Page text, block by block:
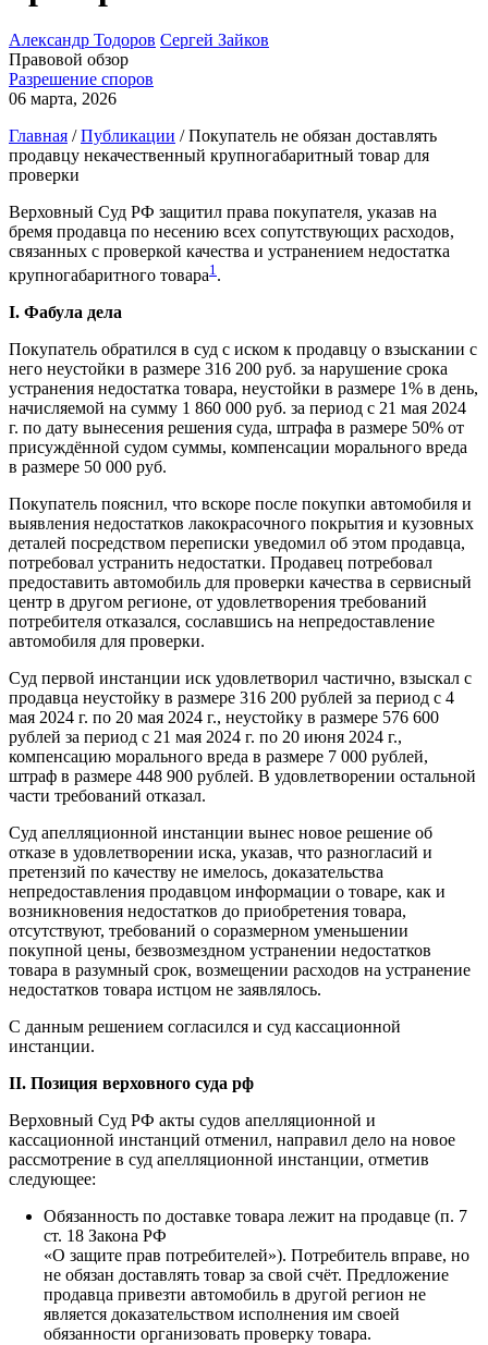
Александр Тодоров Сергей Зайков
Правовой обзор
Разрешение споров
06 марта, 2026
Главная /Публикации /Покупатель не обязан доставлять
продавцу некачественный крупногабаритный товар для
проверки
Верховный Суд РФ защитил права покупателя, указав на
бремя продавца по несению всех сопутствующих расходов,
связанных с проверкой качества и устранением недостатка
крупногабаритного товара1 .
I. Фабула дела
Покупатель обратился в суд с иском к продавцу о взыскании с
него неустойки в размере 316 200 руб. за нарушение срока
устранения недостатка товара, неустойки в размере 1% в день,
начисляемой на сумму 1 860 000 руб. за период с 21 мая 2024
г. по дату вынесения решения суда, штрафа в размере 50% от
присуждённой судом суммы, компенсации морального вреда
в размере 50 000 руб.
Покупатель пояснил, что вскоре после покупки автомобиля и
выявления недостатков лакокрасочного покрытия и кузовных
деталей посредством переписки уведомил об этом продавца,
потребовал устранить недостатки. Продавец потребовал
предоставить автомобиль для проверки качества в сервисный
центр в другом регионе, от удовлетворения требований
потребителя отказался, сославшись на непредоставление
автомобиля для проверки.
Суд первой инстанции иск удовлетворил частично, взыскал с
продавца неустойку в размере 316 200 рублей за период с 4
мая 2024 г. по 20 мая 2024 г., неустойку в размере 576 600
рублей за период с 21 мая 2024 г. по 20 июня 2024 г.,
компенсацию морального вреда в размере 7 000 рублей,
штраф в размере 448 900 рублей. В удовлетворении остальной
части требований отказал.
Суд апелляционной инстанции вынес новое решение об
отказе в удовлетворении иска, указав, что разногласий и
претензий по качеству не имелось, доказательства
непредоставления продавцом информации о товаре, как и
возникновения недостатков до приобретения товара,
отсутствуют, требований о соразмерном уменьшении
покупной цены, безвозмездном устранении недостатков
товара в разумный срок, возмещении расходов на устранение
недостатков товара истцом не заявлялось.
С данным решением согласился и суд кассационной
инстанции.
II. Позиция верховного суда рф
Верховный Суд РФ акты судов апелляционной и
кассационной инстанций отменил, направил дело на новое
рассмотрение в суд апелляционной инстанции, отметив
следующее:
Обязанность по доставке товара лежит на продавце (п. 7
ст. 18 Закона РФ
«О защите прав потребителей»). Потребитель вправе, но
не обязан доставлять товар за свой счёт. Предложение
продавца привезти автомобиль в другой регион не
является доказательством исполнения им своей
обязанности организовать проверку товара.